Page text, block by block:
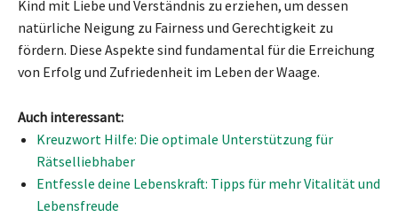
Kind mit Liebe und Verständnis zu erziehen, um dessen
natürliche Neigung zu Fairness und Gerechtigkeit zu
fördern. Diese Aspekte sind fundamental für die Erreichung
von Erfolg und Zufriedenheit im Leben der Waage.
Auch interessant:
Kreuzwort Hilfe: Die optimale Unterstützung für
Rätselliebhaber
Entfessle deine Lebenskraft: Tipps für mehr Vitalität und
Lebensfreude